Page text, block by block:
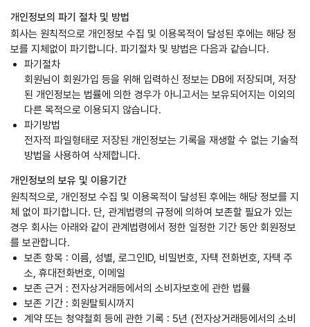
개인정보의 파기 절차 및 방법
회사는 원칙적으로 개인정보 수집 및 이용목적이 달성된 후에는 해당 정
보를 지체없이 파기합니다. 파기절차 및 방법은 다음과 같습니다.
파기절차
회원님이 회원가입 등을 위해 입력하신 정보는 DB에 저장되며, 저장
된 개인정보는 법률에 의한 경우가 아니고서는 보유되어지는 이외의
다른 목적으로 이용되지 않습니다.
파기방법
전자적 파일형태로 저장된 개인정보는 기록을 재생할 수 없는 기술적
방법을 사용하여 삭제합니다.
개인정보의 보유 및 이용기간
원칙적으로, 개인정보 수집 및 이용목적이 달성된 후에는 해당 정보를 지
체 없이 파기합니다. 단, 관계법령의 규정에 의하여 보존할 필요가 있는
경우 회사는 아래와 같이 관계법령에서 정한 일정한 기간 동안 회원정보
를 보관합니다.
보존 항목 : 이름, 성별, 로그인ID, 비밀번호, 자택 전화번호, 자택 주
소, 휴대전화번호, 이메일
보존 근거 : 전자상거래등에서의 소비자보호에 관한 법률
보존 기간 : 회원탈퇴시까지
계약 또는 청약철회 등에 관한 기록 : 5년 (전자상거래등에서의 소비